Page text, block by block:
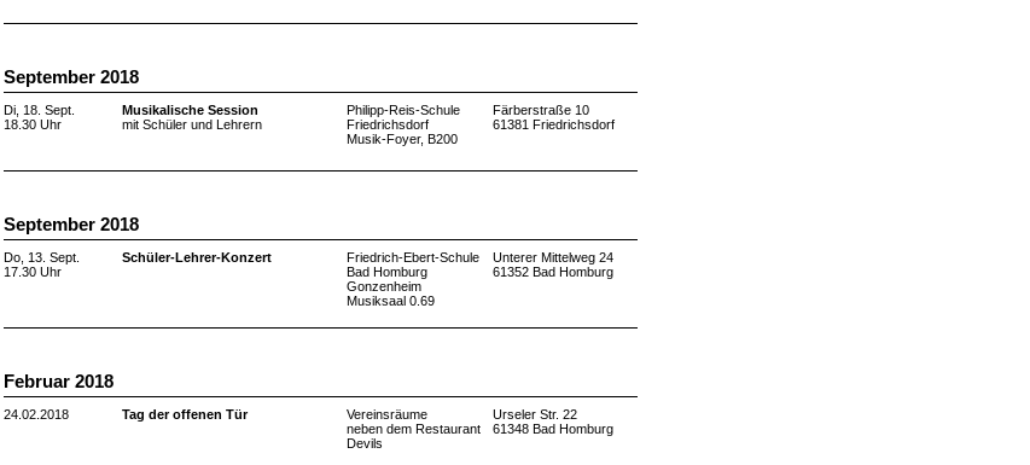
September 2018
Di, 18. Sept.
18.30 Uhr
Musikalische Session
mit Schüler und Lehrern
Philipp-Reis-Schule
Friedrichsdorf
Musik-Foyer, B200
Färberstraße 10
61381 Friedrichsdorf
September 2018
Do, 13. Sept.
17.30 Uhr
Schüler-Lehrer-Konzert
Friedrich-Ebert-Schule
Bad Homburg
Gonzenheim
Musiksaal 0.69
Unterer Mittelweg 24
61352 Bad Homburg
Februar 2018
24.02.2018 Tag der offenen Tür
Vereinsräume
neben dem Restaurant
Devils
Urseler Str. 22
61348 Bad Homburg